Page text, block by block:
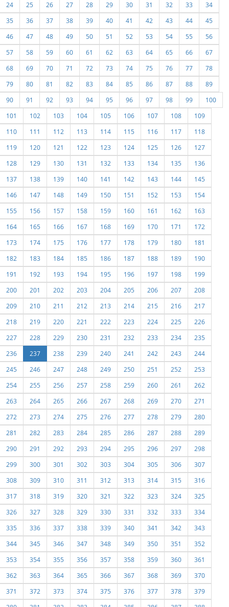
24
25 26 27 28 29 30 31 32 33
34
35
36 37 38 39 40 41 42 43 44
45
46
47 48 49 50 51 52 53 54 55
56
57
58 59 60 61 62 63 64 65 66
67
68
69 70 71 72 73 74 75 76 77
78
79
80 81 82 83 84 85 86 87 88
89
90
91 92 93 94 95 96 97 98 99
100
101
102 103 104 105 106 107 108
109
110
111 112 113 114 115 116 117
118
119
120 121 122 123 124 125 126
127
128
129 130 131 132 133 134 135
136
137
138 139 140 141 142 143 144
145
146
147 148 149 150 151 152 153
154
155
156 157 158 159 160 161 162
163
164
165 166 167 168 169 170 171
172
173
174 175 176 177 178 179 180
181
182
183 184 185 186 187 188 189
190
191
192 193 194 195 196 197 198
199
200
201 202 203 204 205 206 207
208
209
210 211 212 213 214 215 216
217
218
219 220 221 222 223 224 225
226
227
228 229 230 231 232 233 234
235
236
237 238 239 240 241 242 243
244
245
246 247 248 249 250 251 252
253
254
255 256 257 258 259 260 261
262
263
264 265 266 267 268 269 270
271
272
273 274 275 276 277 278 279
280
281
282 283 284 285 286 287 288
289
290
291 292 293 294 295 296 297
298
299
300 301 302 303 304 305 306
307
308
309 310 311 312 313 314 315
316
317
318 319 320 321 322 323 324
325
326
327 328 329 330 331 332 333
334
335
336 337 338 339 340 341 342
343
344
345 346 347 348 349 350 351
352
353
354 355 356 357 358 359 360
361
362
363 364 365 366 367 368 369
370
371
372 373 374 375 376 377 378
379